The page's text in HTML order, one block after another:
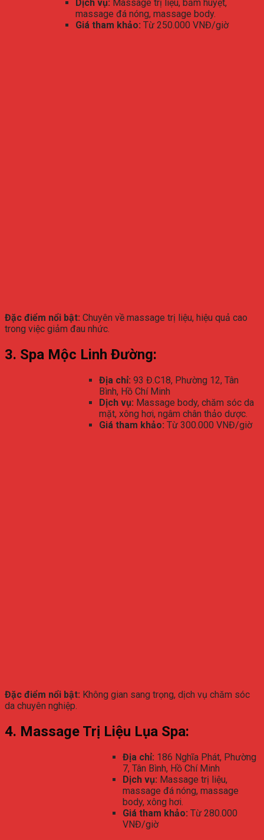
Dịch vụ: Massage trị liệu, bấm huyệt,
massage đá nóng, massage body.
Giá tham khảo: Từ 250.000 VNĐ/giờ
Đặc điểm nổi bật: Chuyên về massage trị liệu, hiệu quả cao
trong việc giảm đau nhức.
3. Spa Mộc Linh Đường:
Địa chỉ: 93 Đ.C18, Phường 12, Tân
Bình, Hồ Chí Minh
Dịch vụ: Massage body, chăm sóc da
mặt, xông hơi, ngâm chân thảo dược.
Giá tham khảo: Từ 300.000 VNĐ/giờ
Đặc điểm nổi bật: Không gian sang trọng, dịch vụ chăm sóc
da chuyên nghiệp.
4. Massage Trị Liệu Lụa Spa:
Địa chỉ: 186 Nghĩa Phát, Phường
7, Tân Bình, Hồ Chí Minh
Dịch vụ: Massage trị liệu,
massage đá nóng, massage
body, xông hơi.
Giá tham khảo: Từ 280.000
VNĐ/giờ